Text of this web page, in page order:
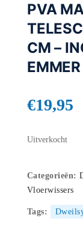
PVA
CM –
EMMER
€19,95
Uitverkocht
Categorieën:
Vloerwissers
Tags: